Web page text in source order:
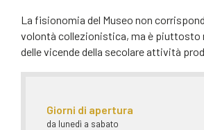
La fisionomia del Museo non
volontà collezionistica, ma è piuttosto
delle vicende della secolare attività
Giorni di apertura
da lunedì a sabato